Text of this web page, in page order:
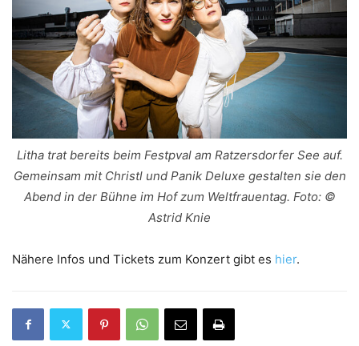
Litha trat bereits beim Festpval am Ratzersdorfer See auf.
Gemeinsam mit Christl und Panik Deluxe gestalten sie den
Abend in der Bühne im Hof zum Weltfrauentag. Foto: ©
Astrid Knie
Nähere Infos und Tickets zum Konzert gibt es hier.